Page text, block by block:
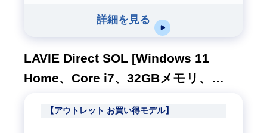
詳細を見る
LAVIE Direct SOL [Windows 11
Home、Core i7、32GBメモリ、
チナシルバー、1年間保証]
【アウトレット お買い得モデル】